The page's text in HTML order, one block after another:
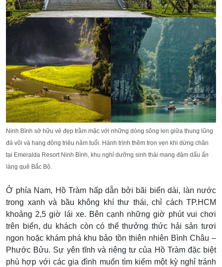
Ninh Bình sở hữu vẻ đẹp trầm mặc với những dòng sông len giữa thung lũng
đá vôi và hang động triệu năm tuổi. Hành trình thêm trọn vẹn khi dừng chân
tại Emeralda Resort Ninh Bình, khu nghỉ dưỡng sinh thái mang đậm dấu ấn
làng quê Bắc Bộ.
Ở phía Nam, Hồ Tràm hấp dẫn bởi bãi biển dài, làn nước
trong xanh và bầu không khí thư thái, chỉ cách TP.HCM
khoảng 2,5 giờ lái xe. Bên cạnh những giờ phút vui chơi
trên biển, du khách còn có thể thưởng thức hải sản tươi
ngon hoặc khám phá khu bảo tồn thiên nhiên Bình Châu –
Phước Bửu. Sự yên tĩnh và riêng tư của Hồ Tràm đặc biệt
phù hợp với các gia đình muốn tìm kiếm một kỳ nghỉ tránh